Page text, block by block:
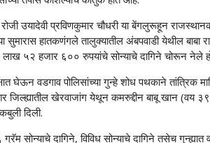
उयादेवी प्रविणकुमार चौधरी या बेंगलुरूहून
हातकणंगले तालुक्यातील अंबपवाडी येथील बाबा
५२ हजार ६०० रुपयांचे सोन्याचे दागिने चोरून नेले
घेऊन वडगाव पोलिसांच्या गुन्हे शोध पथकाने तांत्रिक
जिल्ह्यातील खेरवाजांग येथून कमरुद्दीन बाबू खान (वय
दिली.
सोन्याचे दागिने, विविध सोन्याचे दागिने तसेच